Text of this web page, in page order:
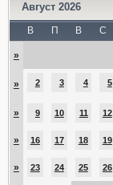
Август 2026
В П В С
»
» 2 3 4 5
» 9 10 11 12
» 16 17 18 19
» 23 24 25 26